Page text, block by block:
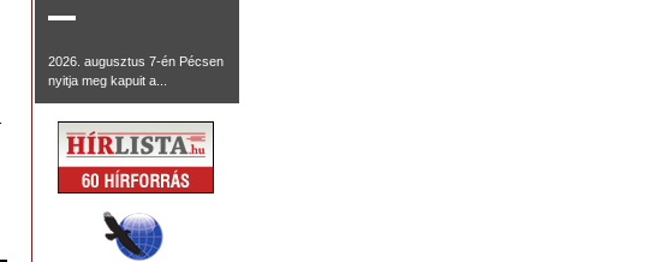
2026. augusztus 7-én Pécsen
nyitja meg kapuit a...